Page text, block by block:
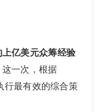
亿美元众筹经验
这一次，根据
行最有效的综合策